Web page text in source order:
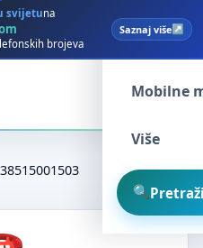
svijetuna
brojeva
Saznaj više
Spam
Mobilne
Više